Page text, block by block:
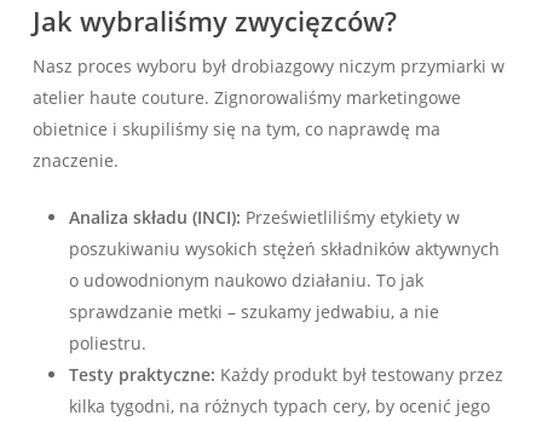
Jak wybraliśmy zwycięzców?
Nasz proces wyboru był drobiazgowy niczym przymiarki w
atelier haute couture. Zignorowaliśmy marketingowe
obietnice i skupiliśmy się na tym, co naprawdę ma
znaczenie.
Analiza składu (INCI): Prześwietliliśmy etykiety w
poszukiwaniu wysokich stężeń składników aktywnych
o udowodnionym naukowo działaniu. To jak
sprawdzanie metki – szukamy jedwabiu, a nie
poliestru.
Testy praktyczne: Każdy produkt był testowany przez
kilka tygodni, na różnych typach cery, by ocenić jego